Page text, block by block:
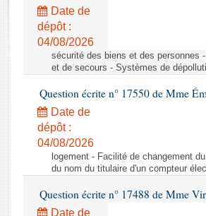
Rapports législatifs
Rapports sur l'application des lois
Baromètre de l’application des lois
Dossiers législatifs
Budget et sécurité sociale
Questions écrites et orales
Comptes rendus des débats
Date de
dépôt :
04/08/2026
sécurité des biens et des personnes
et de secours - Systèmes de
Question écrite n° 17550 de Mme
Date de
dépôt :
04/08/2026
logement - Facilité de changement
du nom du titulaire d'un compteur
Question écrite n° 17488 de Mme
Date de